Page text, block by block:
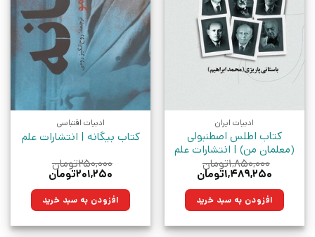
ادبیات ایران
کتاب اطلس اصطنبولی
(معلمان من) | انتشارات علم
۱,۸۵۰,۰۰۰تومان
قیمت
۱,۸۵۰,۰۰۰تومان
بود.
۱,۴۸۹,۲۵۰تومان
۱,۴۸۹,۲۵۰تومان. افزودن به سبد خرید
ادبیات اقتباسی
کتاب بیگانه | انتشارات علم
۲۵۰,۰۰۰تومان
قیمت
۲۵۰,۰۰۰تومان
بود.
۲۰۱,۲۵۰تومان
۲۰۱,۲۵۰تومان.افزودن به سبد خرید